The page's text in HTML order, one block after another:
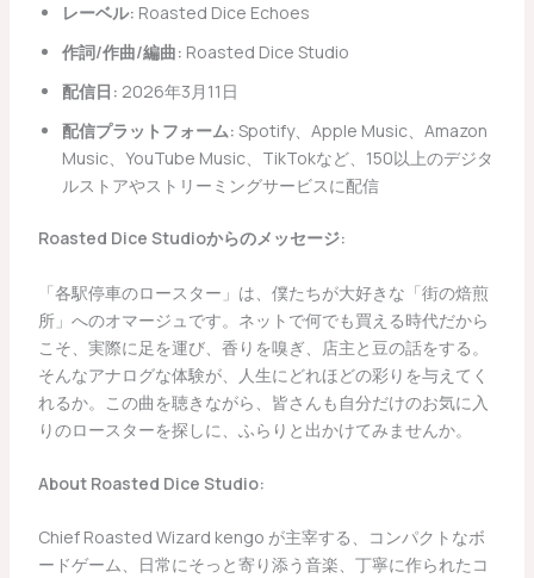
レーベル: Roasted Dice Echoes
作詞/作曲/編曲: Roasted Dice Studio
配信日: 2026年3月11日
配信プラットフォーム: Spotify、Apple Music、Amazon
Music、YouTube Music、TikTokなど、150以上のデジタ
ルストアやストリーミングサービスに配信
Roasted Dice Studioからのメッセージ:
「各駅停車のロースター」は、僕たちが大好きな「街の焙煎
所」へのオマージュです。ネットで何でも買える時代だから
こそ、実際に足を運び、香りを嗅ぎ、店主と豆の話をする。
そんなアナログな体験が、人生にどれほどの彩りを与えてく
れるか。この曲を聴きながら、皆さんも自分だけのお気に入
りのロースターを探しに、ふらりと出かけてみませんか。
About Roasted Dice Studio:
Chief Roasted Wizard kengo が主宰する、コンパクトなボ
ードゲーム、日常にそっと寄り添う音楽、丁寧に作られたコ